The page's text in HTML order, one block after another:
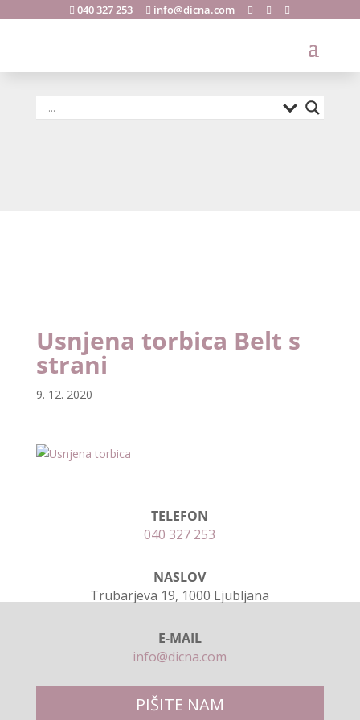
 040 327 253  info@dicna.com   
Usnjena torbica Belt s
strani
9. 12. 2020
TELEFON
040 327 253
NASLOV
Trubarjeva 19, 1000 Ljubljana
E-MAIL
info@dicna.com
PIŠITE NAM